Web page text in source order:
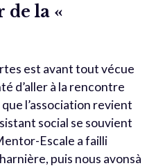
la «
est avant tout vécue
d’aller à la rencontre
l’association revient
social se souvient
Escale a failli
puis nous avonsà